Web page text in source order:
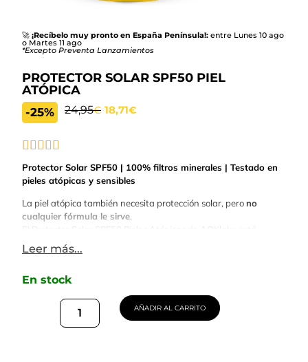
🚀 ¡Recíbelo muy pronto en España Península!: entre Lunes 10 ago
o Martes 11 ago
*Excepto Preventa Lanzamientos
PROTECTOR SOLAR SPF50 PIEL
ATÓPICA
-25% 24,95€ 18,71€
Protector Solar SPF50 | 100% filtros minerales | Testado en
pieles atópicas y sensibles
La piel atópica también necesita protección solar, perono
cualquier fórmula le sirve.
formulado con 100% filtros minerales
sensible, atópica o reactiva con una alta tolerancia.
y Luz Azul,con una fórmula única y natural, mientras ayuda a
mantener la piel hidratada, calmada y confortable.
Su fórmula combina Manteca de Karité, aceites de Marula y
Argán, Hidrolato de Manzanilla y Agua de Naranja para
Leer más...
En stock
AÑADIR AL CARRITO